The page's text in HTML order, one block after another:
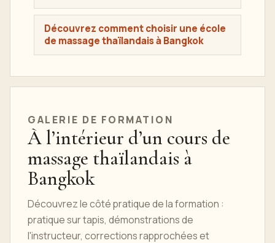
Découvrez comment choisir une école
de massage thaïlandais à Bangkok
GALERIE DE FORMATION
À l’intérieur d’un cours de
massage thaïlandais à
Bangkok
Découvrez le côté pratique de la formation :
pratique sur tapis, démonstrations de
l'instructeur, corrections rapprochées et